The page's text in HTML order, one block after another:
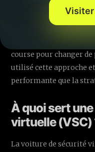
Qu’est-ce
arrêts en F1 ?
course pour changer
utilisé cette approche
performante que la
À quoi sert
virtuelle (VSC)
La voiture de sécurité
Visiter